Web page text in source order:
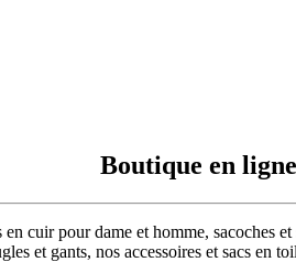
Boutique en ligne
cuir pour dame et homme, sacoches
et gants, nos accessoires et sacs en